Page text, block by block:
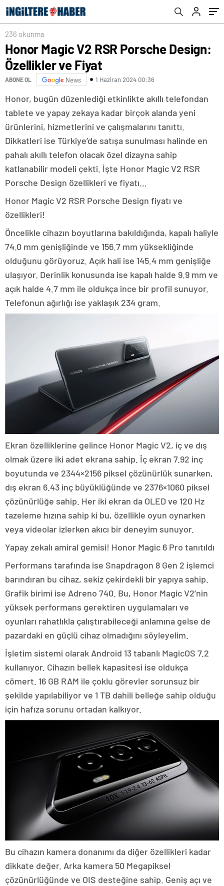
236 okunma
Honor Magic V2 RSR Porsche Design:
Özellikler ve Fiyat
ABONE OL News 1 Haziran 2024 00:36
Honor, bugün düzenlediği etkinlikte akıllı telefondan
tablete ve yapay zekaya kadar birçok alanda yeni
ürünlerini, hizmetlerini ve çalışmalarını tanıttı.
Dikkatleri ise Türkiye’de satışa sunulması halinde en
pahalı akıllı telefon olacak özel dizayna sahip
katlanabilir modeli çekti. İşte Honor Magic V2 RSR
Porsche Design özellikleri ve fiyatı…
Honor Magic V2 RSR Porsche Design fiyatı ve
özellikleri!
Öncelikle cihazın boyutlarına bakıldığında, kapalı haliyle
74.0 mm genişliğinde ve 156.7 mm yüksekliğinde
olduğunu görüyoruz. Açık hali ise 145.4 mm genişliğe
ulaşıyor. Derinlik konusunda ise kapalı halde 9.9 mm ve
açık halde 4.7 mm ile oldukça ince bir profil sunuyor.
Telefonun ağırlığı ise yaklaşık 234 gram.
Ekran özelliklerine gelince Honor Magic V2, iç ve dış
olmak üzere iki adet ekrana sahip. İç ekran 7.92 inç
boyutunda ve 2344×2156 piksel çözünürlük sunarken,
dış ekran 6.43 inç büyüklüğünde ve 2376×1060 piksel
çözünürlüğe sahip. Her iki ekran da OLED ve 120 Hz
tazeleme hızına sahip ki bu, özellikle oyun oynarken
veya videolar izlerken akıcı bir deneyim sunuyor.
Yapay zekalı amiral gemisi! Honor Magic 6 Pro tanıtıldı
Performans tarafında ise Snapdragon 8 Gen 2 işlemci
barındıran bu cihaz, sekiz çekirdekli bir yapıya sahip.
Grafik birimi ise Adreno 740. Bu, Honor Magic V2’nin
yüksek performans gerektiren uygulamaları ve
oyunları rahatlıkla çalıştırabileceği anlamına gelse de
pazardaki en güçlü cihaz olmadığını söyleyelim.
İşletim sistemi olarak Android 13 tabanlı MagicOS 7.2
kullanıyor. Cihazın bellek kapasitesi ise oldukça
cömert. 16 GB RAM ile çoklu görevler sorunsuz bir
şekilde yapılabiliyor ve 1 TB dahili belleğe sahip olduğu
için hafıza sorunu ortadan kalkıyor.
Bu cihazın kamera donanımı da diğer özellikleri kadar
dikkate değer. Arka kamera 50 Megapiksel
çözünürlüğünde ve OIS desteğine sahip. Geniş açı ve